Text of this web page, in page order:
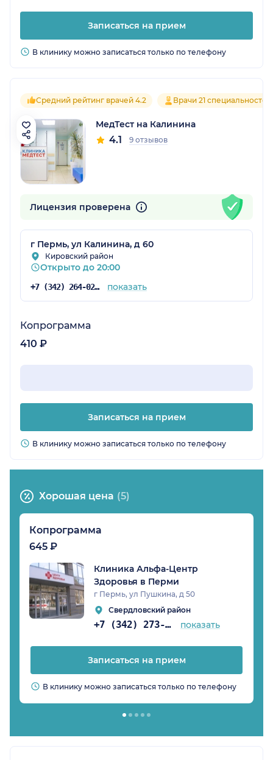
Записаться на прием
В клинику можно записаться только по телефону
Средний рейтинг врачей 4.2 Врачи 21 специальностей
МедТест на Калинина
4.1 9 отзывов
Лицензия проверена
г Пермь, ул Калинина, д 60
Кировский район
Открыто до 20:00
+7 (342) 264-02-09 показать
Копрограмма
410 ₽
Записаться на прием
В клинику можно записаться только по телефону
Хорошая цена (5)
Копрограмма
645 ₽
Клиника Альфа-Центр
Здоровья в Перми
г Пермь, ул Пушкина, д 50
Свердловский район
+7 (342) 273-82-37 показать
Записаться на прием
В клинику можно записаться только по телефону